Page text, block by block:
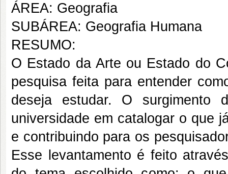
ÁREA: Geografia
SUBÁREA: Geografia Humana
RESUMO:
O Estado da Arte ou Estado do
pesquisa feita para entender
deseja estudar. O
universidade em catalogar o que
e contribuindo para os
Esse levantamento é feito